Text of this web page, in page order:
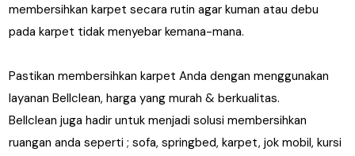
membersihkan karpet secara rutin agar kuman atau debu
pada karpet tidak menyebar kemana-mana.
Pastikan membersihkan karpet Anda dengan menggunakan
layanan Bellclean, harga yang murah & berkualitas.
Bellclean juga hadir untuk menjadi solusi membersihkan
ruangan anda seperti ; sofa, springbed, karpet, jok mobil, kursi